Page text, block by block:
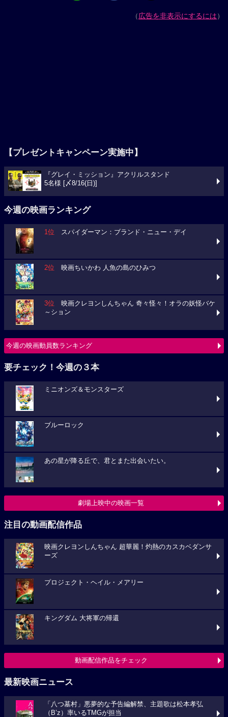
（広告を非表示にするには）
【プレゼントキャンペーン実施中】
『グレイ・ミッション』アクリルスタンド
5名様 [〆8/16(日)]
今週の映画ランキング
1位 スパイダーマン：ブランド・ニュー・デイ
2位 映画ちいかわ 人魚の島のひみつ
3位 映画クレヨンしんちゃん 奇々怪々！オラの妖怪バケ
～ション
今週の映画動員数ランキング
要チェック！今週の３本
ミニオンズ＆モンスターズ
ブルーロック
あの星が降る丘で、君とまた出会いたい。
劇場上映中の映画一覧
注目の動画配信作品
映画クレヨンしんちゃん 超華麗！灼熱のカスカベダンサ
ーズ
プロジェクト・ヘイル・メアリー
キングダム 大将軍の帰還
動画配信作品をチェック
最新映画ニュース
「八つ墓村」悪夢的な予告編解禁、主題歌は松本孝弘
（B’z）率いるTMGが担当